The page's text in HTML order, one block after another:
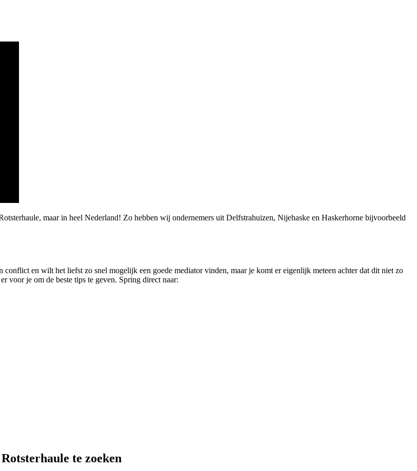
maar in heel Nederland! Zo hebben wij ondernemers uit Delfstrahuizen, Nijehaske en Haskerhorne bijvoorbeeld
conflict en wilt het liefst zo snel mogelijk een goede mediator vinden, maar je komt er eigenlijk meteen achter dat dit niet zo
voor je om de beste tips te geven. Spring direct naar:
te zoeken